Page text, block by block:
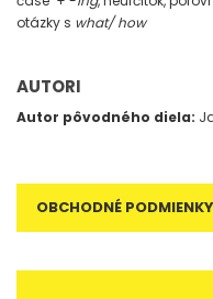
otázky s what/ how
AUTORI
Autor pôvodného diela:
OBCHODNÉ PODMIENKY